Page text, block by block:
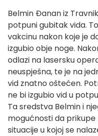
Belmin Đanan iz
potpuni gubitak vida.
vakcinu nakon koje je
izgubio obje noge.
odlazi na lasersku
neuspješna, te je na
vid znatno oštećen.
ne bi izgubio vid u
Ta sredstva Belmin i
mogućnosti da
situacije u kojoj se